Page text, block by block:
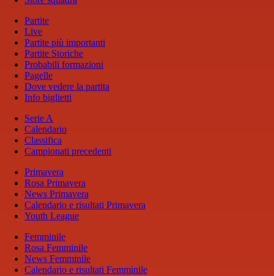
Partite
Live
Partite più importanti
Partite Storiche
Probabili formazioni
Pagelle
Dove vedere la partita
Info biglietti
Serie A
Calendario
Classifica
Campionati precedenti
Primavera
Rosa Primavera
News Primavera
Calendario e risultati Primavera
Youth League
Femminile
Rosa Femminile
News Femminile
Calendario e risultati Femminile